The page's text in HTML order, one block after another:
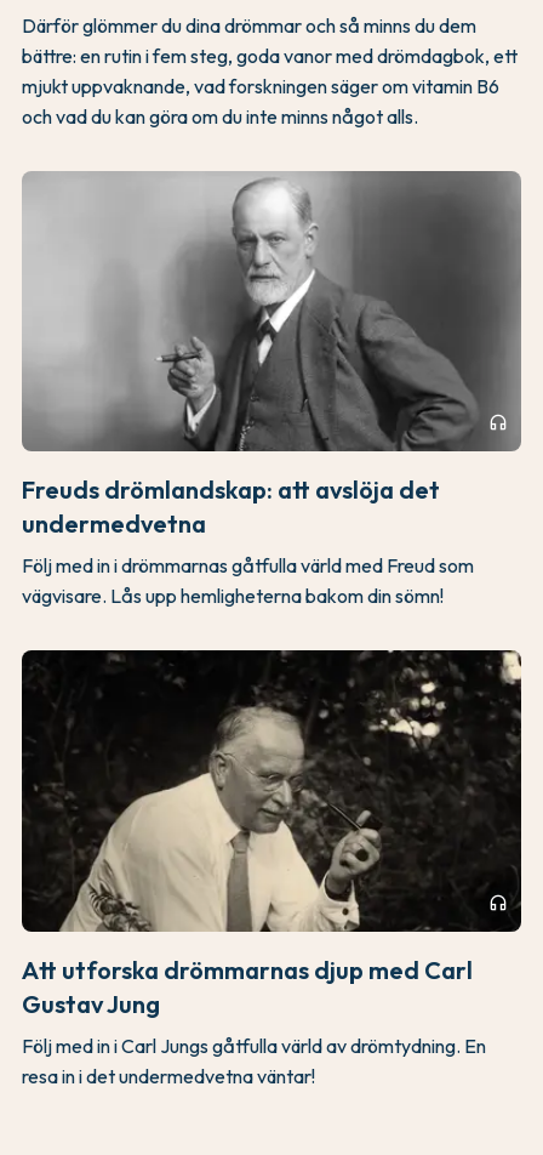
Därför glömmer du dina drömmar och så minns du dem
bättre: en rutin i fem steg, goda vanor med drömdagbok, ett
mjukt uppvaknande, vad forskningen säger om vitamin B6
och vad du kan göra om du inte minns något alls.
headphones
Freuds drömlandskap: att avslöja det
undermedvetna
Följ med in i drömmarnas gåtfulla värld med Freud som
vägvisare. Lås upp hemligheterna bakom din sömn!
headphones
Att utforska drömmarnas djup med Carl
Gustav Jung
Följ med in i Carl Jungs gåtfulla värld av drömtydning. En
resa in i det undermedvetna väntar!